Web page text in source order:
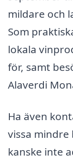
mildare och
Som
lokala
för, samt
Alaverdi
Ha även
vissa
kanske inte